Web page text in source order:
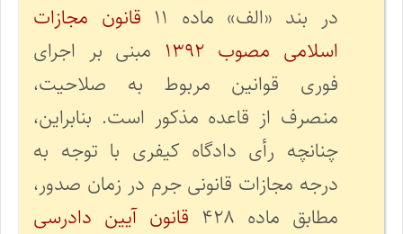
در بند «الف» ماده ۱۱
قانون مجازات
اسلامی مصوب ۱۳۹۲
مبنی بر اجرای
فوری قوانین مربوط به صلاحیت،
منصرف از قاعده مذکور است. بنابراین،
چنانچه رأی دادگاه کیفری با توجه به
درجه مجازات قانونی جرم در زمان صدور،
مطابق ماده ۴۲۸
قانون آیین دادرسی